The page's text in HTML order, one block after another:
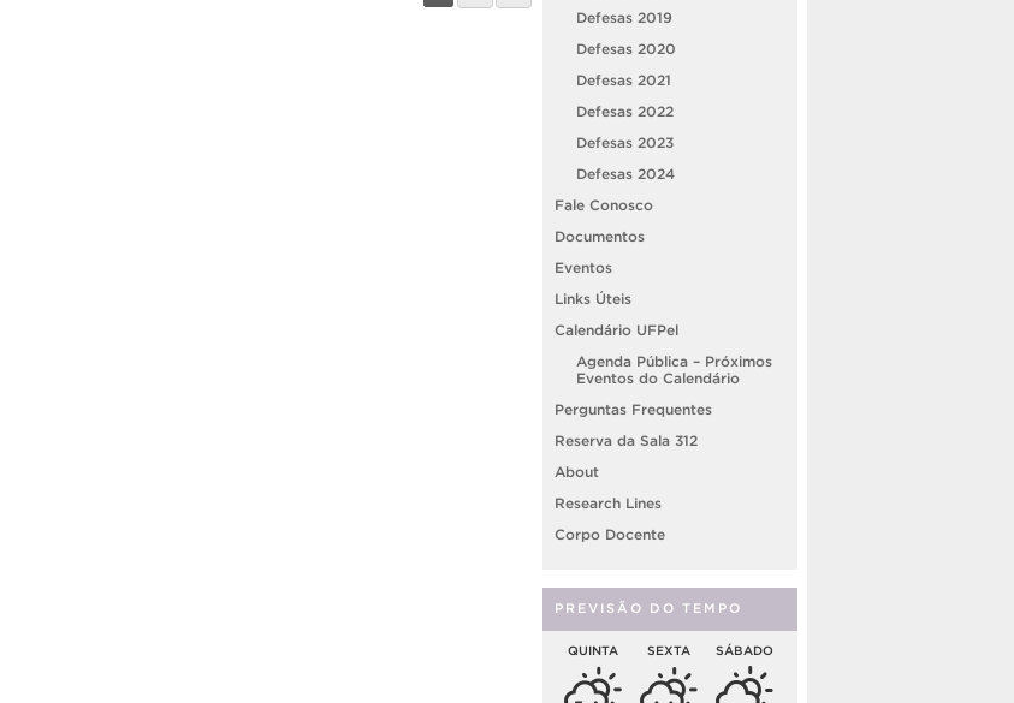
Defesas 2019
Defesas 2020
Defesas 2021
Defesas 2022
Defesas 2023
Defesas 2024
Fale Conosco
Documentos
Eventos
Links Úteis
Calendário UFPel
Agenda Pública – Próximos
Eventos do Calendário
Perguntas Frequentes
Reserva da Sala 312
About
Research Lines
Corpo Docente
PREVISÃO DO TEMPO
QUINTA SEXTA SÁBADO